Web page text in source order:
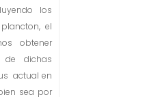
los
el
obtener
dichas
actual en
sea por